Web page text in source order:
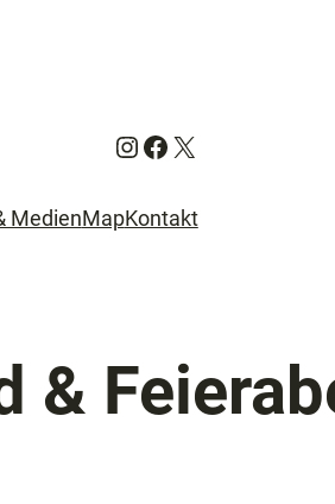
Instagram
Facebook
X
MedienMapKontakt
&